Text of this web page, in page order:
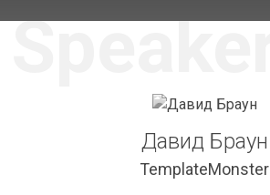
Давид Браун
TemplateMonster